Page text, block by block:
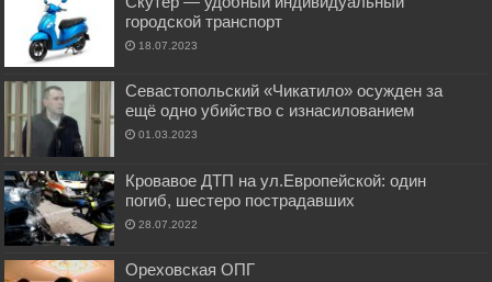
городской транспорт
18.07.2023
Севастопольский «Чикатило» осужден за
ещё одно убийство с изнасилованием
01.03.2023
Кровавое ДТП на ул.Европейской: один
погиб, шестеро пострадавших
28.07.2022
Ореховская ОПГ